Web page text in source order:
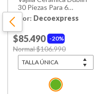
30 Piezas Para 6
Personas
Por: Decoexpress
20%
$85.490
Price reduced from
Normal $106.990